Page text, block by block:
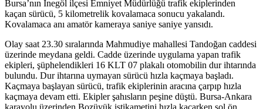
Bursa’nın İnegöl ilçesi Emniyet Müdürlüğü trafik ekiplerinden
kaçan sürücü, 5 kilometrelik kovalamaca sonucu yakalandı.
Kovalamaca anı amatör kameraya saniye saniye yansıdı.
Olay saat 23.30 sıralarında Mahmudiye mahallesi Tandoğan caddesi
üzerinde meydana geldi. Cadde üzerinde uygulama yapan trafik
ekipleri, şüphelendikleri 16 KLT 07 plakalı otomobilin dur ihtarında
bulundu. Dur ihtarına uymayan sürücü hızla kaçmaya başladı.
Kaçmaya başlayan sürücü, trafik ekiplerinin aracına çarpıp hızla
kaçmaya devam etti. Ekipler şahısların peşine düştü. Bursa-Ankara